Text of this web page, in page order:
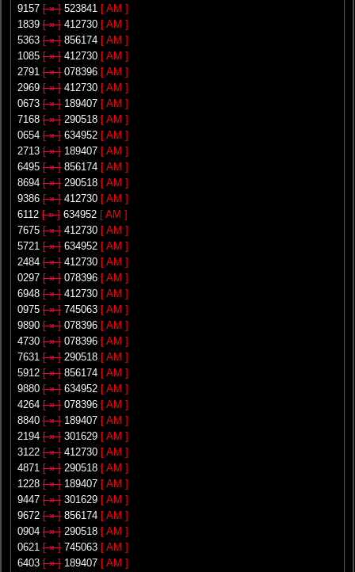
9157 [ » ] 523841 [ AM ]
1839 [ » ] 412730 [ AM ]
5363 [ » ] 856174 [ AM ]
1085 [ » ] 412730 [ AM ]
2791 [ » ] 078396 [ AM ]
2969 [ » ] 412730 [ AM ]
0673 [ » ] 189407 [ AM ]
7168 [ » ] 290518 [ AM ]
0654 [ » ] 634952 [ AM ]
2713 [ » ] 189407 [ AM ]
6495 [ » ] 856174 [ AM ]
8694 [ » ] 290518 [ AM ]
9386 [ » ] 412730 [ AM ]
6112 [ » ] 634952 [ AM ]
7675 [ » ] 412730 [ AM ]
5721 [ » ] 634952 [ AM ]
2484 [ » ] 412730 [ AM ]
0297 [ » ] 078396 [ AM ]
6948 [ » ] 412730 [ AM ]
0975 [ » ] 745063 [ AM ]
9890 [ » ] 078396 [ AM ]
4730 [ » ] 078396 [ AM ]
7631 [ » ] 290518 [ AM ]
5912 [ » ] 856174 [ AM ]
9880 [ » ] 634952 [ AM ]
4264 [ » ] 078396 [ AM ]
8840 [ » ] 189407 [ AM ]
2194 [ » ] 301629 [ AM ]
3122 [ » ] 412730 [ AM ]
4871 [ » ] 290518 [ AM ]
1228 [ » ] 189407 [ AM ]
9447 [ » ] 301629 [ AM ]
9672 [ » ] 856174 [ AM ]
0904 [ » ] 290518 [ AM ]
0621 [ » ] 745063 [ AM ]
6403 [ » ] 189407 [ AM ]